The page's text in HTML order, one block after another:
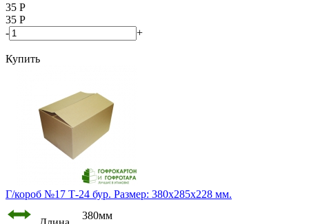
35 Р
35 Р
-
+
Купить
Г/короб №17 Т-24 бур. Размер: 380х285х228 мм.
380мм